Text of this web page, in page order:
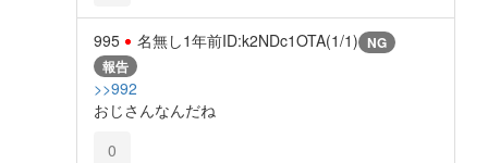
995 名無し1年前ID:k2NDc1OTA(1/1) NG
報告
>>992
おじさんなんだね
0